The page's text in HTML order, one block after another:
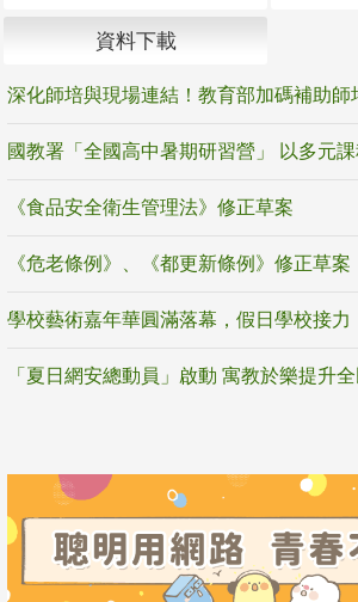
資料下載
《食品安全衛生管理法》修正草案
《危老條例》、《都更新條例》修正草案
「夏日網安總動員」啟動 寓教於樂提升